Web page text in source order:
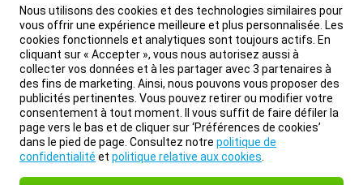
Nous utilisons des cookies et des technologies similaires pour
vous offrir une expérience meilleure et plus personnalisée. Les
cookies fonctionnels et analytiques sont toujours actifs. En
cliquant sur « Accepter », vous nous autorisez aussi à
collecter vos données et à les partager avec 3 partenaires à
des fins de marketing. Ainsi, nous pouvons vous proposer des
publicités pertinentes. Vous pouvez retirer ou modifier votre
consentement à tout moment. Il vous suffit de faire défiler la
page vers le bas et de cliquer sur ‘Préférences de cookies’
dans le pied de page. Consultez notre politique de
confidentialité et politique relative aux cookies